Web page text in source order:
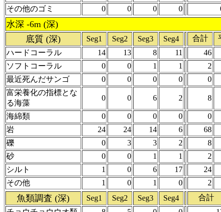
その他のゴミ
0 0 0 0
水深 -6m (深)
底質 (深)
Seg1 Seg2 Seg3 Seg4 合計
ハードコーラル
14 13 8 11
46
ソフトコーラル
0 0 1 1
2
最近死んだサンゴ
0 0 0 0
0
富栄養化の指標とな
る海藻
0 0 6 2 8
海綿類 0 0 0 0
0
岩
24 24 14 6
68
礫
0 3 3 2
8
砂
0 0 1 1
2
シルト
1 0 6 17
24
その他
1 0 1 0 2
魚類調査 (深) Seg1 Seg2 Seg3 Seg4
合計